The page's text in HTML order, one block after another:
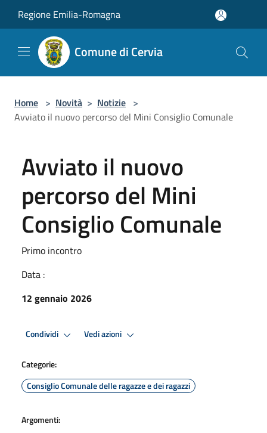
Regione Emilia-Romagna
Comune di Cervia
Home > Novità > Notizie >
Avviato il nuovo percorso del Mini Consiglio Comunale
Avviato il nuovo
percorso del Mini
Consiglio Comunale
Primo incontro
Data :
12 gennaio 2026
Condividi Vedi azioni
Categorie:
Consiglio Comunale delle ragazze e dei ragazzi
Argomenti: